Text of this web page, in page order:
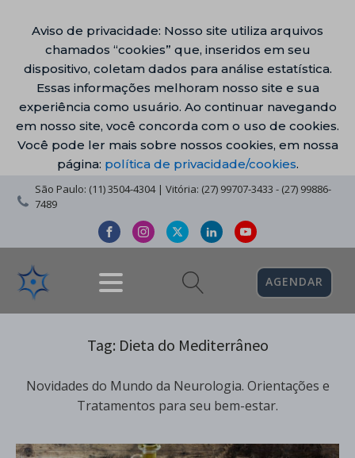
Aviso de privacidade: Nosso site utiliza arquivos
chamados “cookies” que, inseridos em seu
dispositivo, coletam dados para análise estatística.
Essas informações melhoram nosso site e sua
experiência como usuário. Ao continuar navegando
em nosso site, você concorda com o uso de cookies.
Você pode ler mais sobre nossos cookies, em nossa
página: política de privacidade/cookies.
São Paulo: (11) 3504-4304 | Vitória: (27) 99707-3433 - (27) 99886-
7489
AGENDAR
Tag: Dieta do Mediterrâneo
Novidades do Mundo da Neurologia. Orientações e
Tratamentos para seu bem-estar.